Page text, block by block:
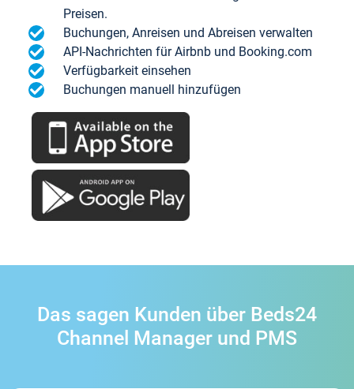
Preisen.
Buchungen, Anreisen und Abreisen verwalten
API-Nachrichten für Airbnb und Booking.com
Verfügbarkeit einsehen
Buchungen manuell hinzufügen
Das sagen Kunden über Beds24
Channel Manager und PMS